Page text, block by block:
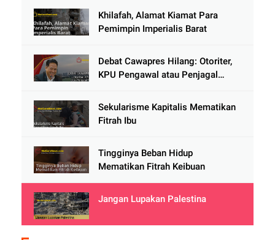
Khilafah, Alamat Kiamat Para
Pemimpin Imperialis Barat
Debat Cawapres Hilang: Otoriter,
KPU Pengawal atau Penjagal
Sekularisme Kapitalis Mematikan
Fitrah Ibu
Tingginya Beban Hidup
Mematikan Fitrah Keibuan
Jangan Lupakan Palestina